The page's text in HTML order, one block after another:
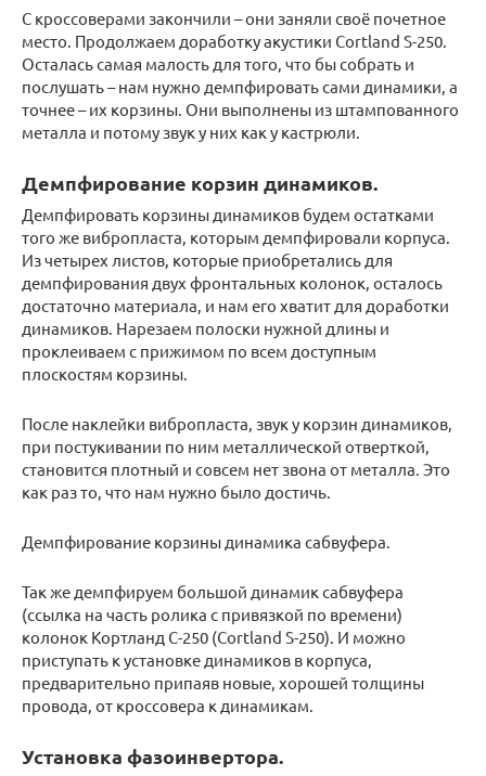
С кроссоверами закончили – они заняли своё почетное
место. Продолжаем доработку акустики Cortland S-250.
Осталась самая малость для того, что бы собрать и
послушать – нам нужно демпфировать сами динамики, а
точнее – их корзины. Они выполнены из штампованного
металла и потому звук у них как у кастрюли.
Демпфирование корзин динамиков.
Демпфировать корзины динамиков будем остатками
того же вибропласта, которым демпфировали корпуса.
Из четырех листов, которые приобретались для
демпфирования двух фронтальных колонок, осталось
достаточно материала, и нам его хватит для доработки
динамиков. Нарезаем полоски нужной длины и
проклеиваем с прижимом по всем доступным
плоскостям корзины.
После наклейки вибропласта, звук у корзин динамиков,
при постукивании по ним металлической отверткой,
становится плотный и совсем нет звона от металла. Это
как раз то, что нам нужно было достичь.
Демпфирование корзины динамика сабвуфера.
Так же демпфируем большой динамик сабвуфера
(ссылка на часть ролика с привязкой по времени)
колонок Кортланд С-250 (Cortland S-250). И можно
приступать к установке динамиков в корпуса,
предварительно припаяв новые, хорошей толщины
провода, от кроссовера к динамикам.
Установка фазоинвертора.